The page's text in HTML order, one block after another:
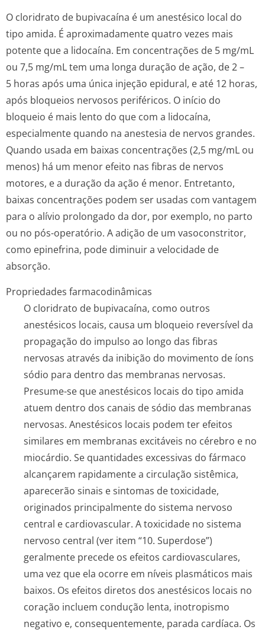
O cloridrato de bupivacaína é um anestésico local do
tipo amida. É aproximadamente quatro vezes mais
potente que a lidocaína. Em concentrações de 5 mg/mL
ou 7,5 mg/mL tem uma longa duração de ação, de 2 –
5 horas após uma única injeção epidural, e até 12 horas,
após bloqueios nervosos periféricos. O início do
bloqueio é mais lento do que com a lidocaína,
especialmente quando na anestesia de nervos grandes.
Quando usada em baixas concentrações (2,5 mg/mL ou
menos) há um menor efeito nas fibras de nervos
motores, e a duração da ação é menor. Entretanto,
baixas concentrações podem ser usadas com vantagem
para o alívio prolongado da dor, por exemplo, no parto
ou no pós-operatório. A adição de um vasoconstritor,
como epinefrina, pode diminuir a velocidade de
absorção.
Propriedades farmacodinâmicas
O cloridrato de bupivacaína, como outros
anestésicos locais, causa um bloqueio reversível da
propagação do impulso ao longo das fibras
nervosas através da inibição do movimento de íons
sódio para dentro das membranas nervosas.
Presume-se que anestésicos locais do tipo amida
atuem dentro dos canais de sódio das membranas
nervosas. Anestésicos locais podem ter efeitos
similares em membranas excitáveis no cérebro e no
miocárdio. Se quantidades excessivas do fármaco
alcançarem rapidamente a circulação sistêmica,
aparecerão sinais e sintomas de toxicidade,
originados principalmente do sistema nervoso
central e cardiovascular. A toxicidade no sistema
nervoso central (ver item “10. Superdose”)
geralmente precede os efeitos cardiovasculares,
uma vez que ela ocorre em níveis plasmáticos mais
baixos. Os efeitos diretos dos anestésicos locais no
coração incluem condução lenta, inotropismo
negativo e, consequentemente, parada cardíaca. Os